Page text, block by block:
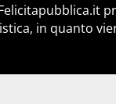
in quanto